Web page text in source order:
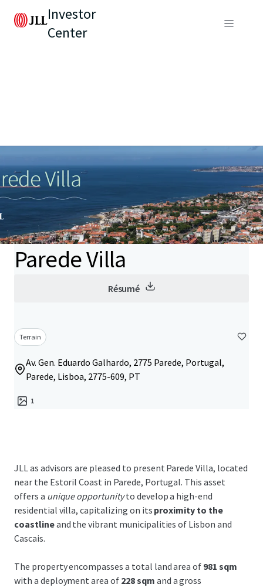
Investor
Center
Parede Villa
Résumé
Terrain
Av. Gen. Eduardo Galhardo, 2775 Parede, Portugal,
Parede, Lisboa, 2775-609, PT
1
JLL as advisors are pleased to present Parede Villa, located
near the Estoril Coast in Parede, Portugal. This asset
offers a unique opportunityto develop a high-end
residential villa, capitalizing on its proximity to the
coastlineand the vibrant municipalities of Lisbon and
Cascais.
The property encompasses a total land area of 981 sqm
with a deployment area of 228 sqm and a gross